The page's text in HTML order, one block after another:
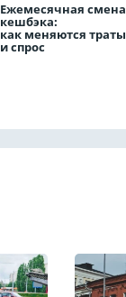
Ежемесячная смена
кешбэка:
как меняются траты
и спрос